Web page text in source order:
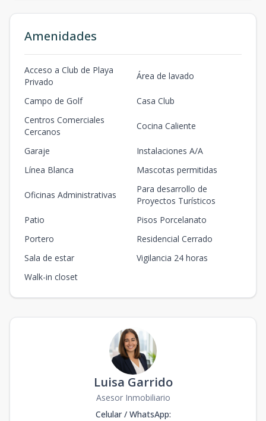
Amenidades
Acceso a Club de Playa
Privado
Área de lavado
Campo de Golf
Casa Club
Centros Comerciales
Cercanos
Cocina Caliente
Garaje
Instalaciones A/A
Línea Blanca
Mascotas permitidas
Oficinas Administrativas
Para desarrollo de
Proyectos Turísticos
Patio
Pisos Porcelanato
Portero
Residencial Cerrado
Sala de estar
Vigilancia 24 horas
Walk-in closet
Luisa Garrido
Asesor Inmobiliario
Celular / WhatsApp: